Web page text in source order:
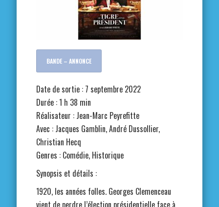
BANDE – ANNONCE
Date de sortie : 7 septembre 2022
Durée : 1 h 38 min
Réalisateur : Jean-Marc Peyrefitte
Avec : Jacques Gamblin, André Dussollier,
Christian Hecq
Genres : Comédie, Historique
Synopsis et détails :
1920, les années folles. Georges Clemenceau
vient de perdre l’élection présidentielle face à